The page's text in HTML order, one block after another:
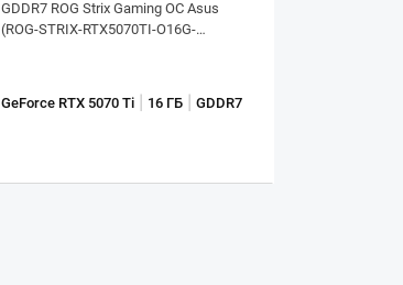
GDDR7 ROG Strix Gaming OC Asus
(ROG-STRIX-RTX5070TI-O16G-
GeForce RTX 5070 Ti 16 ГБ |GDDR7